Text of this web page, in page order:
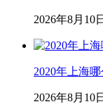
2026年8月10日
2020年上海
2026年8月10日